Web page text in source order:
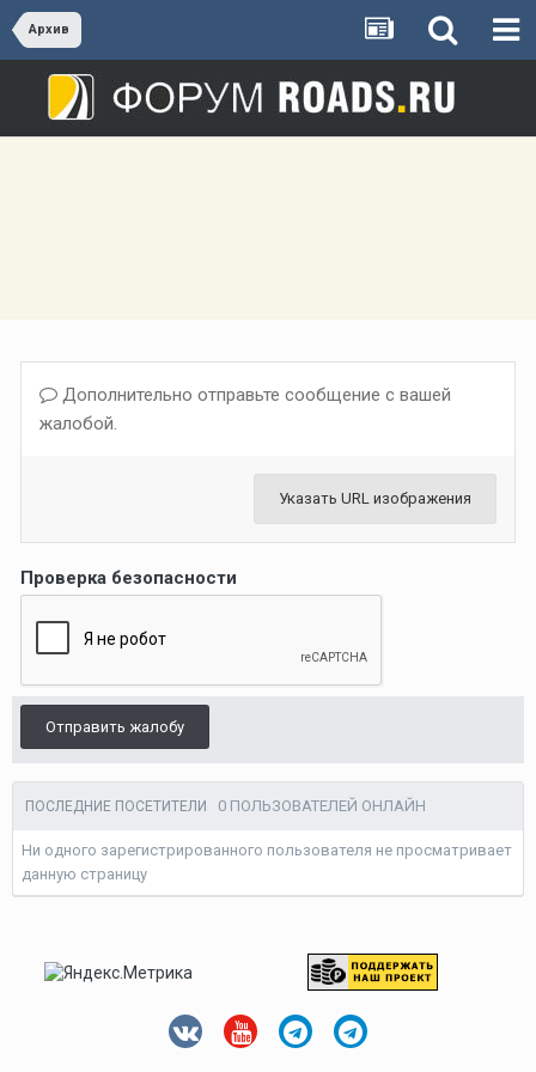
Архив
Дополнительно отправьте сообщение с вашей
жалобой.
Указать URL изображения
Проверка безопасности
Отправить жалобу
ПОСЛЕДНИЕ ПОСЕТИТЕЛИ 0 ПОЛЬЗОВАТЕЛЕЙ ОНЛАЙН
Ни одного зарегистрированного пользователя не просматривает
данную страницу